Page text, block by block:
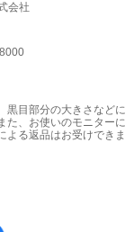
会社
黒目部分の大きさなどに
た、お使いのモニターに
よる返品はお受けできま